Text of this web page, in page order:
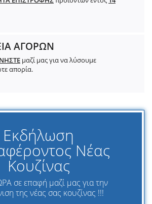
ΑΓΟΡΩΝ
μαζί μας για να λύσουμε
απορία.
Εκδήλωση
Νέας
Κουζίνας
σε επαφή μαζί μας για την
της νέας σας κουζίνας !!!